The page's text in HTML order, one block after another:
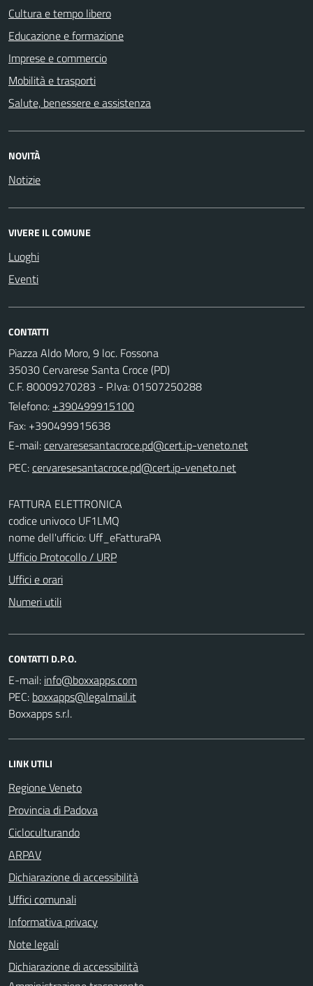
Cultura e tempo libero
Educazione e formazione
Imprese e commercio
Mobilità e trasporti
Salute, benessere e assistenza
NOVITÀ
Notizie
VIVERE IL COMUNE
Luoghi
Eventi
CONTATTI
Piazza Aldo Moro, 9 loc. Fossona
35030 Cervarese Santa Croce (PD)
C.F. 80009270283 - P.Iva: 01507250288
Telefono: +390499915100
Fax: +390499915638
E-mail:
PEC:
FATTURA ELETTRONICA
codice univoco UF1LMQ
nome dell'ufficio: Uff_eFatturaPA
Ufficio Protocollo / URP
Uffici e orari
Numeri utili
CONTATTI D.P.O.
E-mail:
PEC:
Boxxapps s.r.l.
LINK UTILI
Regione Veneto
Provincia di Padova
Cicloculturando
ARPAV
Dichiarazione di accessibilità
Uffici comunali
Informativa privacy
Note legali
Dichiarazione di accessibilità